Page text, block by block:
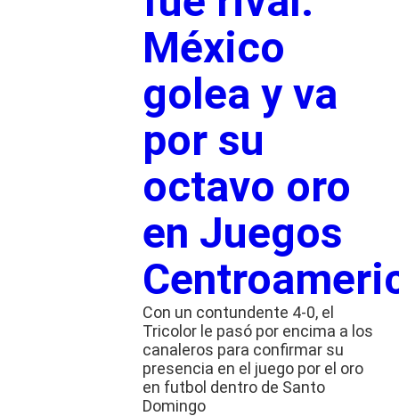
México
golea y va
por su
octavo oro
en Juegos
Con un contundente 4-0, el
Tricolor le pasó por encima a los
canaleros para confirmar su
presencia en el juego por el oro
en futbol dentro de Santo
Domingo